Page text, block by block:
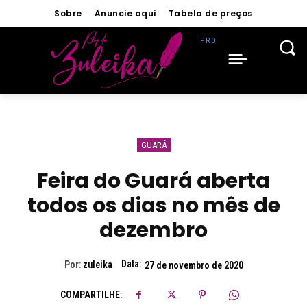
Sobre Anuncie aqui Tabela de preços
GUARÁ
Feira do Guará aberta
todos os dias no mês de
dezembro
Por: zuleika Data: 27 de novembro de 2020
COMPARTILHE: